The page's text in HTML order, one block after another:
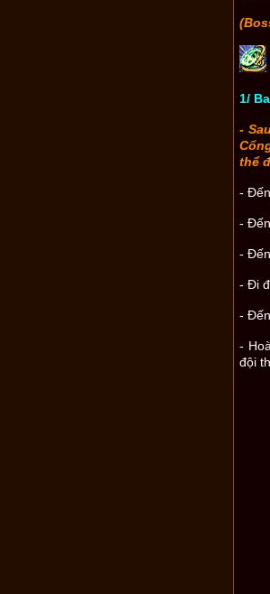
1/
-
thể
-
-
-
- Đi
-
-
đội